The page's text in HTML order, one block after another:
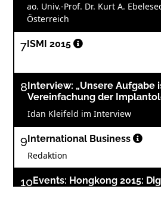
ao. Univ.-Prof. Dr. Kurt A.
Österreich
7 ISMI 2015
8 Interview: „Unsere Aufgabe
Vereinfachung der
Idan Kleifeld im Interview
9 International Business
Redaktion
10Events: Hongkong 2015: